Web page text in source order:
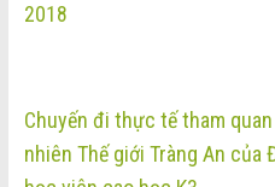
2018
Chuyến đi thực tế tham
nhiên Thế giới Tràng An của